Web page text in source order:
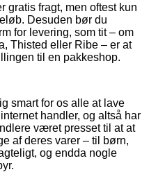
gratis fragt, men oftest kun
Desuden bør du
for levering, som tit – om
Thisted eller Ribe – er at
til en pakkeshop.
smart for os alle at lave
handler, og altså har
været presset til at at
af deres varer – til børn,
og endda nogle